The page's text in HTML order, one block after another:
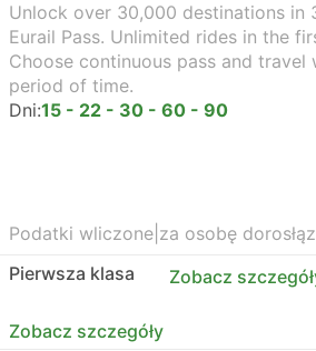
Unlock over 30,000 destinations in
Eurail Pass. Unlimited rides in the
Choose continuous pass and travel
period of time.
Dni:15 - 22 - 30 - 60 - 90
Podatki wliczone za osobę dorosłą
Pierwsza klasa
Zobacz
Zobacz szczegóły